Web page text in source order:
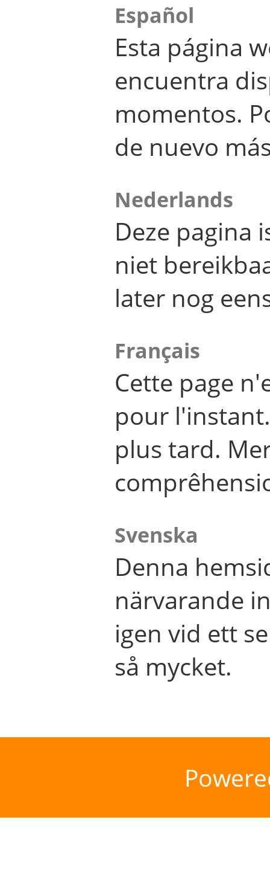
Español
Esta página
encuentra
momentos.
de nuevo
Nederlands
Deze pagina
niet
later nog
Français
Cette page
pour
plus tard.
Svenska
Denna
närvarande
igen vid ett
så mycket.